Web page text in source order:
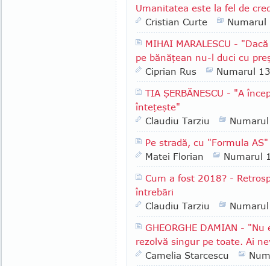
Umanitatea este la fel de
Cristian Curte
Numarul
MIHAI MARALESCU -
pe bănăţean nu-l duci cu
Ciprian Rus
Numarul
TIA ŞERBĂNESCU - "A
înteţeşte"
Claudiu Tarziu
Pe stradă, cu "Formula
Matei Florian
Numarul
Cum a fost 2018? -
întrebări
Claudiu Tarziu
GHEORGHE DAMIAN -
rezolvă singur pe toate. Ai
Camelia Starcescu